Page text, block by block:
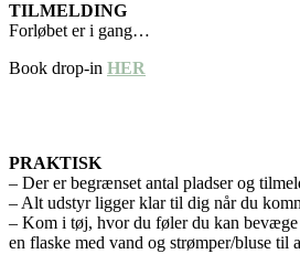
TILMELDING
Forløbet er i gang…
Book drop-in HER
PRAKTISK
– Der er begrænset antal pladser og
– Alt udstyr ligger klar til dig når du
– Kom i tøj, hvor du føler du kan
en flaske med vand og strømper/bluse til